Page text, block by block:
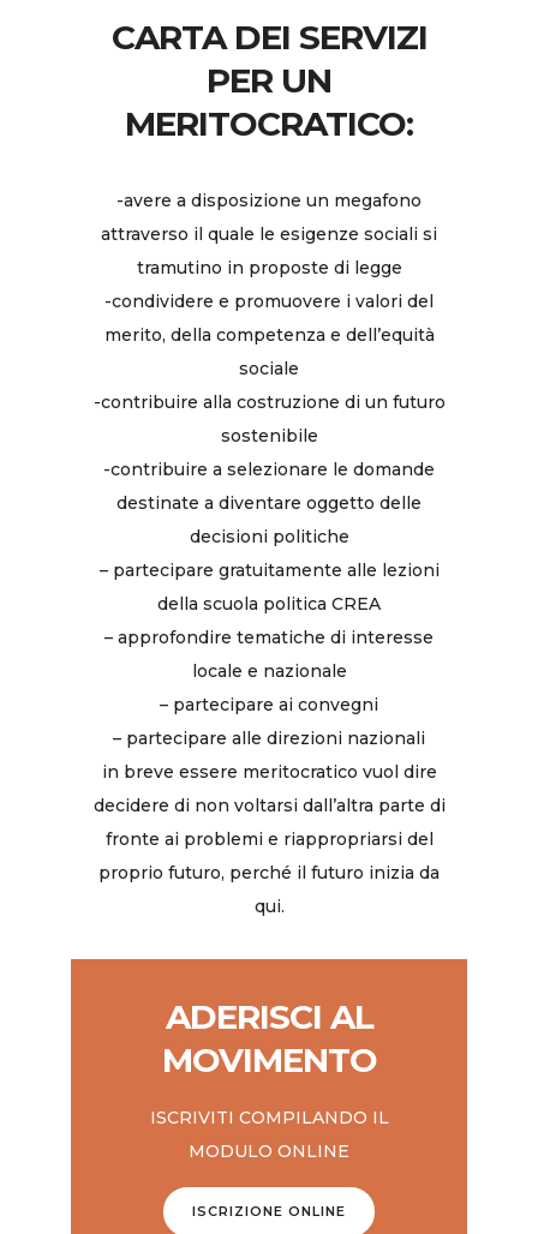
CARTA DEI SERVIZI
PER UN
MERITOCRATICO:
-avere a disposizione un megafono
attraverso il quale le esigenze sociali si
tramutino in proposte di legge
-condividere e promuovere i valori del
merito, della competenza e dell’equità
sociale
-contribuire alla costruzione di un futuro
sostenibile
-contribuire a selezionare le domande
destinate a diventare oggetto delle
decisioni politiche
– partecipare gratuitamente alle lezioni
della scuola politica CREA
– approfondire tematiche di interesse
locale e nazionale
– partecipare ai convegni
– partecipare alle direzioni nazionali
in breve essere meritocratico vuol dire
decidere di non voltarsi dall’altra parte di
fronte ai problemi e riappropriarsi del
proprio futuro, perché il futuro inizia da
qui.
ADERISCI AL
MOVIMENTO
ISCRIVITI COMPILANDO IL
MODULO ONLINE
ISCRIZIONE ONLINE